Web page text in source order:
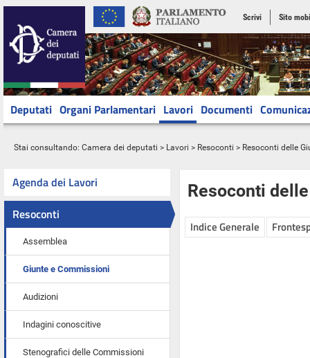
Scrivi Sito
Deputati Organi Parlamentari Lavori Documenti
Stai consultando: Camera dei deputati > Lavori > Resoconti > Resoconti delle
Agenda dei Lavori
Resoconti
Assemblea
Giunte e Commissioni
Audizioni
Indagini conoscitive
Stenografici delle Commissioni
Resoconti
Indice Generale